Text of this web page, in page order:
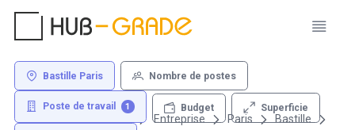
Bastille Paris Nombre de postes
Poste de travail 1 Budget Superficie
Entreprise Paris Bastille